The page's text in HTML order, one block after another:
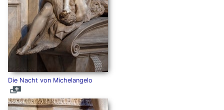
Die Nacht von Michelangelo